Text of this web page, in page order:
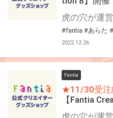
#fantia #あらた
2022.12.26
Fantia
★11/30受
【Fantia